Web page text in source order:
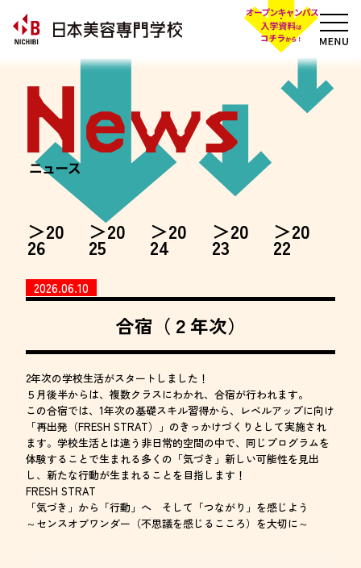
20
26
20
25
20
24
20
23
20
22
2026.06.10
合宿（２年次）
2年次の学校生活がスタートしました！
５月後半からは、複数クラスにわかれ、合宿が行われます。
この合宿では、1年次の基礎スキル習得から、レベルアップに向け
「再出発（FRESH STRAT）」のきっかけづくりとして実施され
ます。学校生活とは違う非日常的空間の中で、同じプログラムを
体験することで生まれる多くの「気づき」新しい可能性を見出
し、新たな行動が生まれることを目指します！
FRESH STRAT
「気づき」から「行動」へ そして「つながり」を感じよう
～センスオブワンダー（不思議を感じるこころ）を大切に～